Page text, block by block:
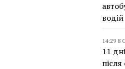
водій
14:29 8
11